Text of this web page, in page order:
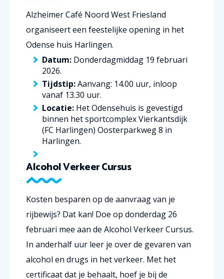
Alzheimer Café Noord West Friesland
organiseert een feestelijke opening in het
Odense huis Harlingen.
Datum: Donderdagmiddag 19 februari
2026.
Tijdstip:Aanvang: 14.00 uur, inloop
vanaf 13.30 uur.
Locatie: Het Odensehuis is gevestigd
binnen het sportcomplex Vierkantsdijk
(FC Harlingen) Oosterparkweg 8 in
Harlingen.
Alcohol Verkeer Cursus
Kosten besparen op de aanvraag van je
rijbewijs? Dat kan! Doe op donderdag 26
februari mee aan de Alcohol Verkeer Cursus.
In anderhalf uur leer je over de gevaren van
alcohol en drugs in het verkeer. Met het
certificaat dat je behaalt, hoef je bij de